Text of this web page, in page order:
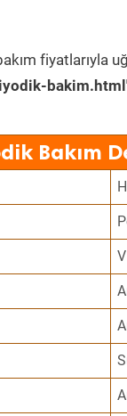
fiyatlarıyla
Bakım